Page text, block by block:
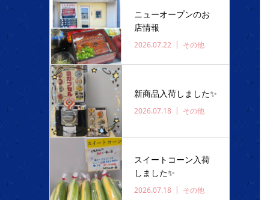
ニューオープンのお
店情報
2026.07.22 その他
新商品入荷しました✨️
2026.07.18 その他
スイートコーン入荷
しました✨️
2026.07.18 その他